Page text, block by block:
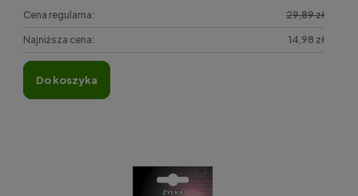
Cena regularna: 29,89 zł
Najniższa cena: 14,98 zł
do koszyka